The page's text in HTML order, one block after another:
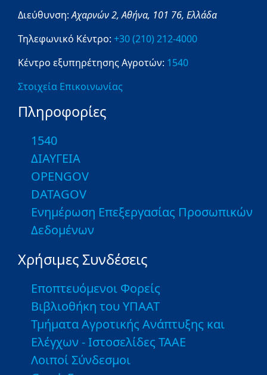
Διεύθυνση:Αχαρνών 2,Αθήνα, 101 76, Ελλάδα
Τηλεφωνικό Κέντρο: +30 (210) 212-4000
Κέντρο εξυπηρέτησης Αγροτών: 1540
Στοιχεία Επικοινωνίας
Πληροφορίες
1540
ΔΙΑΥΓΕΙΑ
OPENGOV
DATAGOV
Ενημέρωση Επεξεργασίας Προσωπικών
Δεδομένων
Χρήσιμες Συνδέσεις
Εποπτευόμενοι Φορείς
Βιβλιοθήκη του ΥΠΑΑΤ
Τμήματα Αγροτικής Ανάπτυξης και
Ελέγχων - Ιστοσελίδες ΤΑΑΕ
Λοιποί Σύνδεσμοι